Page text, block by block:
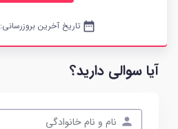
date_range تاریخ آخرین بروزرسانی:
آیا سوالی دارید؟